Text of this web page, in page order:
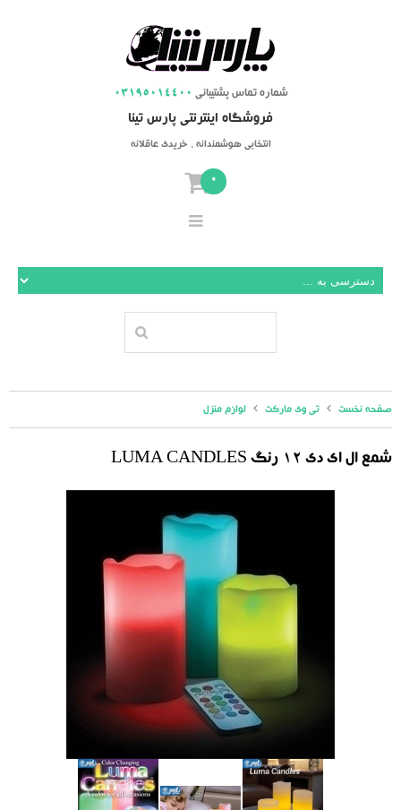
03195014400 شماره تماس پشتیبانی
فروشگاه اینترنتی پارس تینا
انتخابی هوشمندانه ، خریدی عاقلانه
0
صفحه نخست تی وی مارکت لوازم منزل
شمع ال ای دی 12 رنگ LUMA CANDLES